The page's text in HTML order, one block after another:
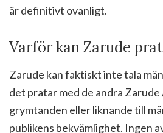
är definitivt ovanligt.
Varför kan Zarude
Zarude kan faktiskt inte tala
det pratar med de andra
grymtanden eller liknande till
publikens bekvämlighet. Ingen